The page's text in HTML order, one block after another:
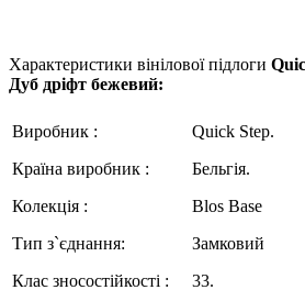
Характеристики вінілової підлоги
Дуб дріфт бежевий:
Виробник :
Quick Step.
Країна виробник :
Бельгія.
Колекція :
Blos Base
Тип з`єднання:
Клас зносостійкості :
Замковий
33.